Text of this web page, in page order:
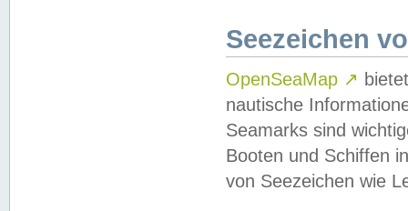
Seezeichen
OpenSeaMap ↗
nautische
Seamarks sind
Booten und Schiffen
von Seezeichen wie